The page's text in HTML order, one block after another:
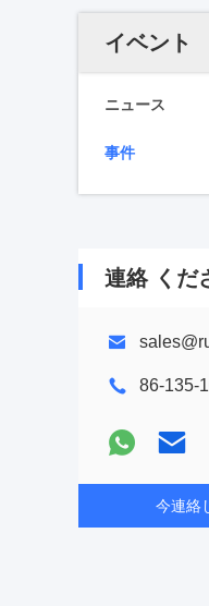
イベント
ニュース
事件
連絡 くだ
86-135-
今連絡